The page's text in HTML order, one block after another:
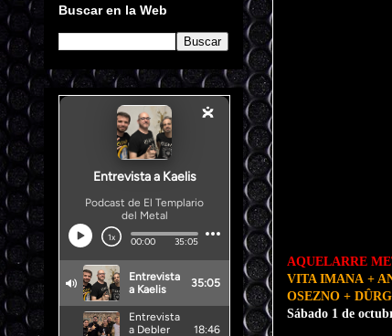
AQUELARRE
VITA IMANA +
OSEZNO +
Sábado 1 de
Buscar en la Web